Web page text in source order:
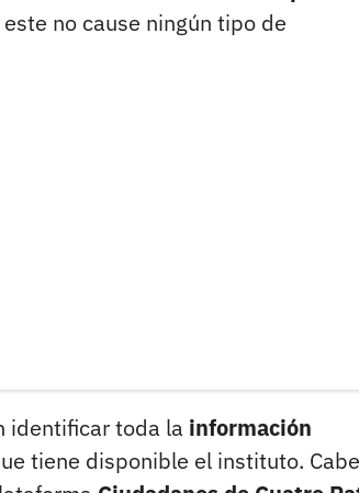
no cause ningún tipo de
identificar toda la información
tiene disponible el instituto. Cabe